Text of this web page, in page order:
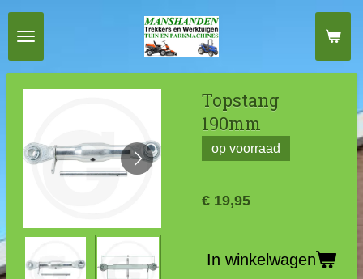
Ga
direct
naar
Topstang
190mm
op voorraad
€ 19,95
In winkelwagen